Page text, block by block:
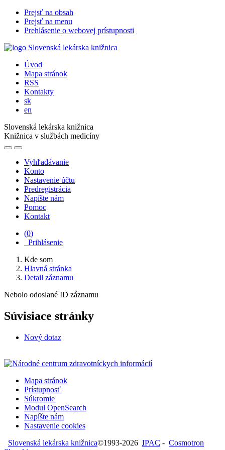
Prejsť na obsah
Prejsť na menu
Prehlásenie o webovej prístupnosti
Úvod
Mapa stránok
RSS
Kontakty
sk
en
Slovenská lekárska knižnica
Knižnica v službách medicíny
Vyhľadávanie
Konto
Nastavenie účtu
Predregistrácia
Napíšte nám
Pomoc
Kontakt
(0)
Prihlásenie
Kde som
Hlavná stránka
Detail záznamu
Nebolo odoslané ID záznamu
Súvisiace stránky
Nový dotaz
Mapa stránok
Prístupnosť
Súkromie
Modul OpenSearch
Napíšte nám
Nastavenie cookies
Slovenská lekárska knižnica©1993-2026 IPAC - Cosmotron